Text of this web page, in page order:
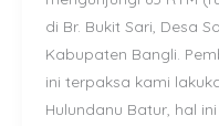
di Br. Bukit Sari, Desa
Kabupaten Bangli.
ini terpaksa kami
Hulundanu Batur, hal
Bangli